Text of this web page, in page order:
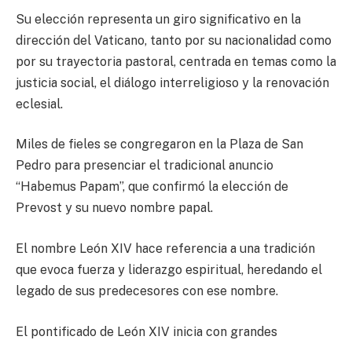
Su elección representa un giro significativo en la
dirección del Vaticano, tanto por su nacionalidad como
por su trayectoria pastoral, centrada en temas como la
justicia social, el diálogo interreligioso y la renovación
eclesial.
Miles de fieles se congregaron en la Plaza de San
Pedro para presenciar el tradicional anuncio
“Habemus Papam”, que confirmó la elección de
Prevost y su nuevo nombre papal.
El nombre León XIV hace referencia a una tradición
que evoca fuerza y liderazgo espiritual, heredando el
legado de sus predecesores con ese nombre.
El pontificado de León XIV inicia con grandes